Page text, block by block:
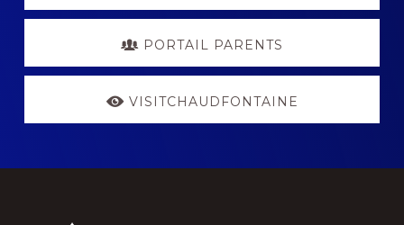
PORTAIL PARENTS
VISITCHAUDFONTAINE